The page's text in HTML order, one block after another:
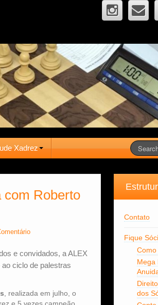
Xadrez
com Roberto
e convidados, a ALEX
ciclo de palestras
, realizada em julho, o
Contato
Fique
Como
Mega
dos